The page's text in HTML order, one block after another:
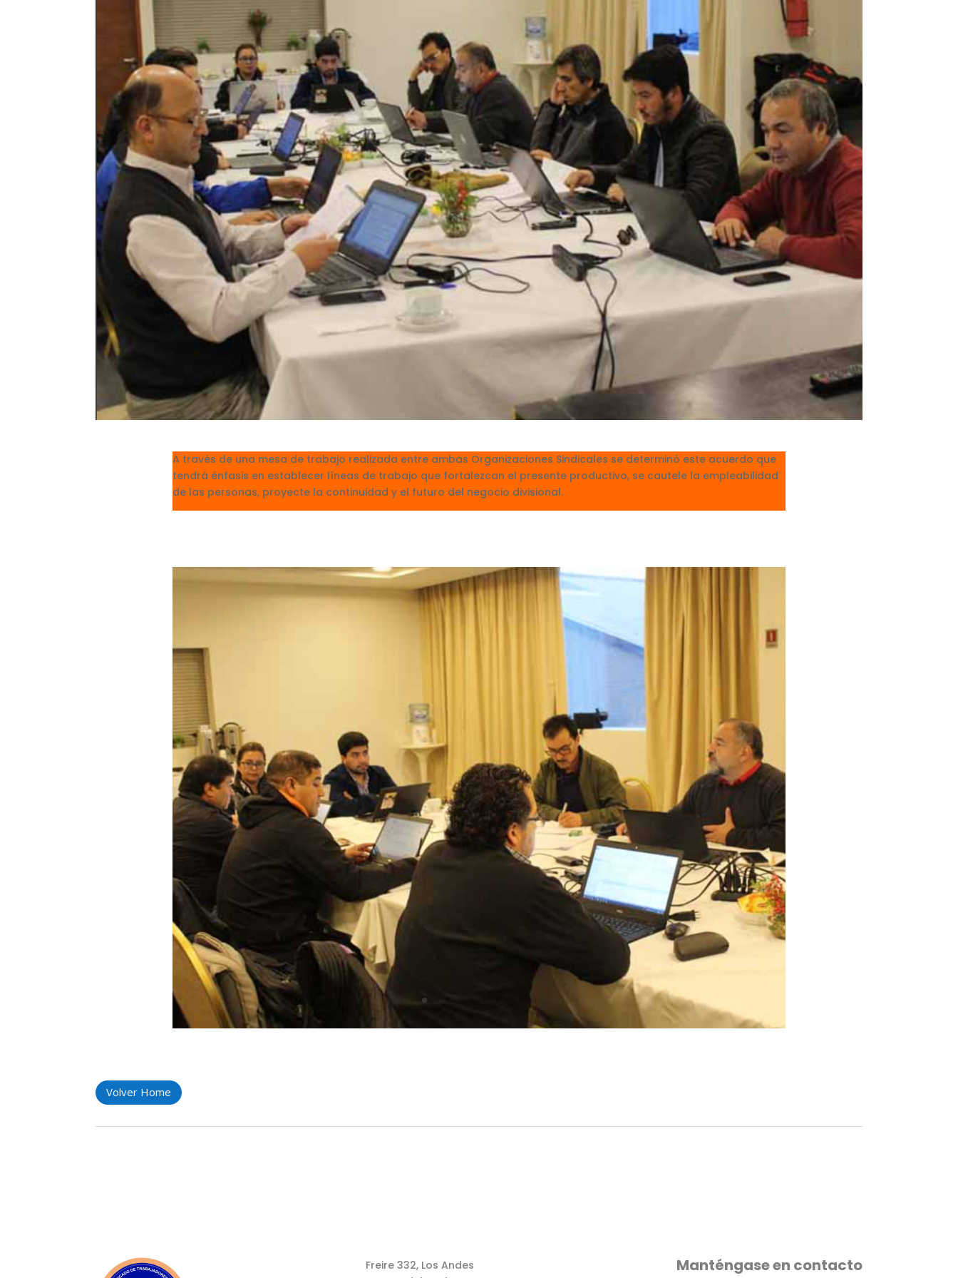
A través de una mesa de trabajo realizada entre ambas Organizaciones Sindicales se determinó este acuerdo que
tendrá énfasis en establecer líneas de trabajo que fortalezcan el presente productivo, se cautele la empleabilidad
de las personas, proyecte la continuidad y el futuro del negocio divisional.
Volver Home
Freire 332, Los Andes
Manténgase en contacto